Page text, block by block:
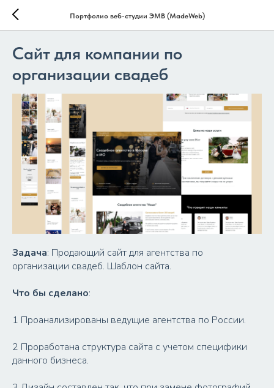
Портфолио веб-студии ЭМВ (MadeWeb)
Сайт для компании по
организации свадеб
Задача: Продающий сайт для агентства по
организации свадеб. Шаблон сайта.
Что бы сделано:
1 Проанализированы ведущие агентства по России.
2 Проработана структура сайта с учетом специфики
данного бизнеса.